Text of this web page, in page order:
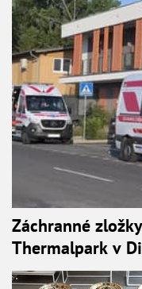
Záchranné
Thermalpark v